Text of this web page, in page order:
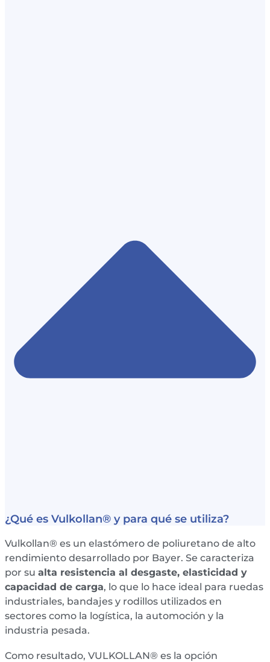
¿Qué es Vulkollan® y para qué se utiliza?
Vulkollan® es un elastómero de poliuretano de alto
rendimiento desarrollado por Bayer. Se caracteriza
por su alta resistencia al desgaste, elasticidad y
capacidad de carga, lo que lo hace ideal para ruedas
industriales, bandajes y rodillos utilizados en
sectores como la logística, la automoción y la
industria pesada.
Como resultado, VULKOLLAN® es la opción